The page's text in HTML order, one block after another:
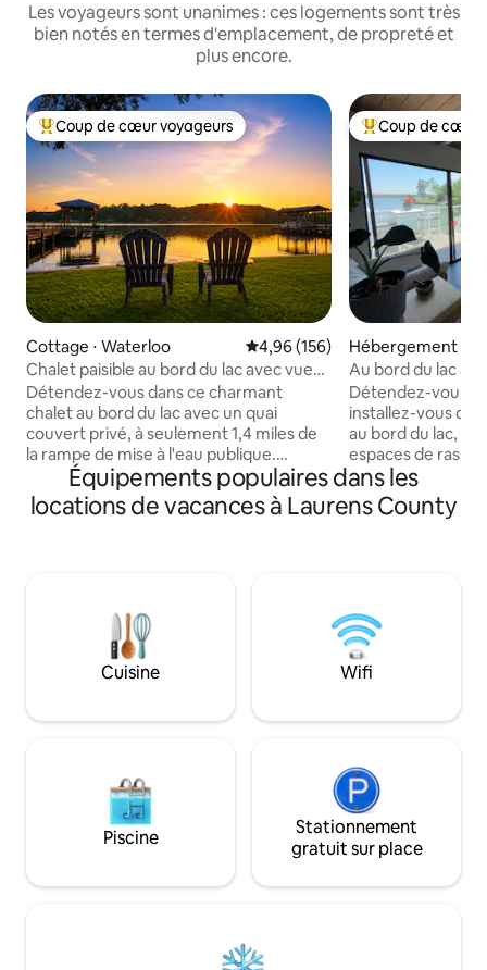
Les voyageurs sont unanimes : ces logements sont très
bien notés en termes d'emplacement, de propreté et
plus encore.
Coups de cœur voyageurs les plus appréciés
Coup de cœur voyageurs
Cottage ⋅ Waterloo Évaluation moyenne sur la
4,96 (156)
Chalet paisible au bord du lac avec vues
imprenables
Détendez-vous dans ce charmant
chalet au bord du lac avec un quai
couvert privé, à seulement 1,4 miles de
la rampe de mise à l'eau publique.
Profitez d'un accès facile à l'eau depuis
un terrain plat rare avec une grande
terrasse et un porche couvert pour les
modernes comme une connexion Wi-Fi,
une télévision intelligente, une cuisine
approvisionnée, une cafetière, un lave-
vaisselle, un lave-linge/sèche-linge et un
la pêche et la navigation de plaisance.
Coups de cœur
Coup de cœur
Hébergement ⋅
Au bord du lac
clôturé.
Détendez-vous,
installez-vous
au bord du lac,
espaces de
confortables et
pourrez amarrer
d'un café au bord
pour les animaux
Remarque : il
niveaux au bord
escaliers, des
doivent être à
Équipements populaires dans les
locations de vacances à Laurens County
Cuisine Wifi
Piscine
Stationnement
gratuit sur place